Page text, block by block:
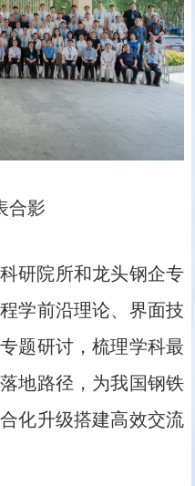
合影
研院所和龙头钢企专
学前沿理论、界面技
题研讨，梳理学科最
地路径，为我国钢铁
化升级搭建高效交流